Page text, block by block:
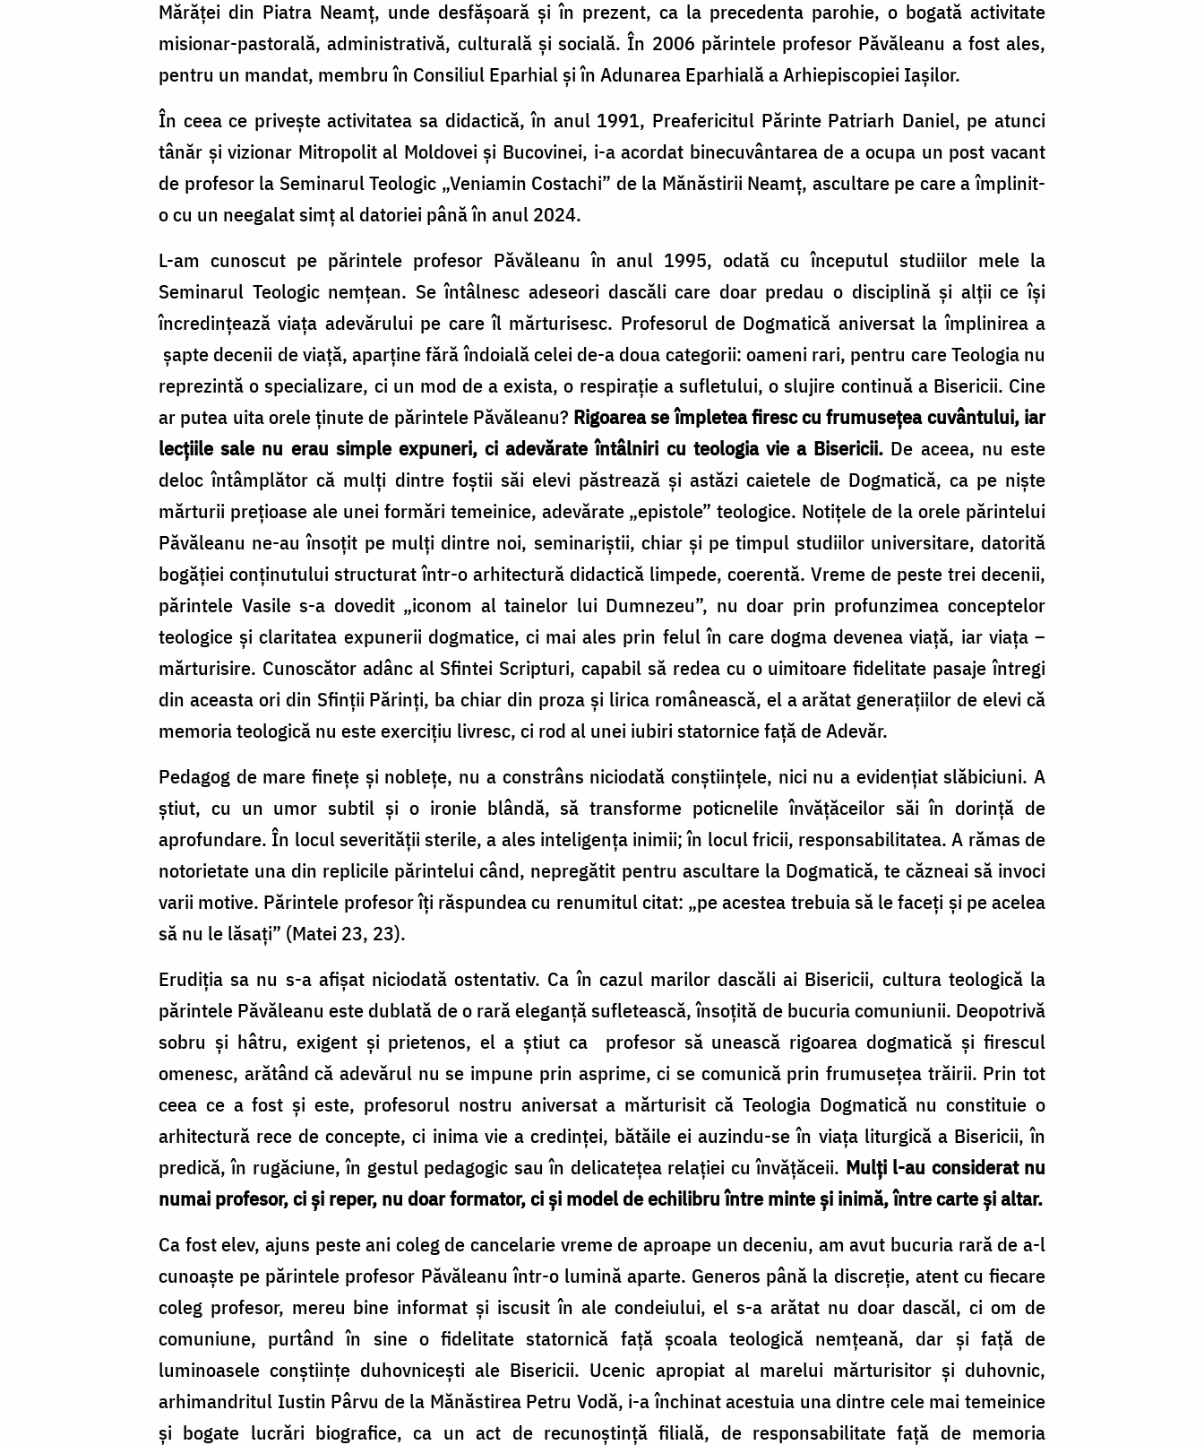
Mărăței din Piatra Neamț, unde desfășoară și în prezent, ca la precedenta parohie, o bogată activitate
misionar-pastorală, administrativă, culturală și socială. În 2006 părintele profesor Păvăleanu a fost ales,
pentru un mandat, membru în Consiliul Eparhial și în Adunarea Eparhială a Arhiepiscopiei Iașilor.
În ceea ce privește activitatea sa didactică, în anul 1991, Preafericitul Părinte Patriarh Daniel, pe atunci
tânăr și vizionar Mitropolit al Moldovei și Bucovinei, i-a acordat binecuvântarea de a ocupa un post vacant
de profesor la Seminarul Teologic „Veniamin Costachi” de la Mănăstirii Neamț, ascultare pe care a împlinit-
o cu un neegalat simț al datoriei până în anul 2024.
L-am cunoscut pe părintele profesor Păvăleanu în anul 1995, odată cu începutul studiilor mele la
Seminarul Teologic nemțean. Se întâlnesc adeseori dascăli care doar predau o disciplină și alții ce își
încredințează viața adevărului pe care îl mărturisesc. Profesorul de Dogmatică aniversat la împlinirea a
șapte decenii de viață, aparține fără îndoială celei de-a doua categorii: oameni rari, pentru care Teologia nu
reprezintă o specializare, ci un mod de a exista, o respirație a sufletului, o slujire continuă a Bisericii. Cine
ar putea uita orele ținute de părintele Păvăleanu? Rigoarea se împletea firesc cu frumusețea cuvântului, iar
lecțiile sale nu erau simple expuneri, ci adevărate întâlniri cu teologia vie a Bisericii. De aceea, nu este
deloc întâmplător că mulți dintre foștii săi elevi păstrează și astăzi caietele de Dogmatică, ca pe niște
mărturii prețioase ale unei formări temeinice, adevărate „epistole” teologice. Notițele de la orele părintelui
Păvăleanu ne-au însoțit pe mulți dintre noi, seminariștii, chiar și pe timpul studiilor universitare, datorită
bogăției conținutului structurat într-o arhitectură didactică limpede, coerentă. Vreme de peste trei decenii,
părintele Vasile s-a dovedit „iconom al tainelor lui Dumnezeu”, nu doar prin profunzimea conceptelor
teologice și claritatea expunerii dogmatice, ci mai ales prin felul în care dogma devenea viață, iar viața –
mărturisire. Cunoscător adânc al Sfintei Scripturi, capabil să redea cu o uimitoare fidelitate pasaje întregi
din aceasta ori din Sfinții Părinți, ba chiar din proza și lirica românească, el a arătat generațiilor de elevi că
memoria teologică nu este exercițiu livresc, ci rod al unei iubiri statornice față de Adevăr.
Pedagog de mare finețe și noblețe, nu a constrâns niciodată conștiințele, nici nu a evidențiat slăbiciuni. A
știut, cu un umor subtil și o ironie blândă, să transforme poticnelile învățăceilor săi în dorință de
aprofundare. În locul severității sterile, a ales inteligența inimii; în locul fricii, responsabilitatea. A rămas de
notorietate una din replicile părintelui când, nepregătit pentru ascultare la Dogmatică, te căzneai să invoci
varii motive. Părintele profesor îți răspundea cu renumitul citat: „pe acestea trebuia să le faceți și pe acelea
să nu le lăsați” (Matei 23, 23).
Erudiția sa nu s-a afișat niciodată ostentativ. Ca în cazul marilor dascăli ai Bisericii, cultura teologică la
părintele Păvăleanu este dublată de o rară eleganță sufletească, însoțită de bucuria comuniunii. Deopotrivă
sobru și hâtru, exigent și prietenos, el a știut ca profesor să unească rigoarea dogmatică și firescul
omenesc, arătând că adevărul nu se impune prin asprime, ci se comunică prin frumusețea trăirii. Prin tot
ceea ce a fost și este, profesorul nostru aniversat a mărturisit că Teologia Dogmatică nu constituie o
arhitectură rece de concepte, ci inima vie a credinței, bătăile ei auzindu-se în viața liturgică a Bisericii, în
predică, în rugăciune, în gestul pedagogic sau în delicatețea relației cu învățăceii. Mulți l-au considerat nu
numai profesor, ci și reper, nu doar formator, ci și model de echilibru între minte și inimă, între carte și altar.
Ca fost elev, ajuns peste ani coleg de cancelarie vreme de aproape un deceniu, am avut bucuria rară de a-l
cunoaște pe părintele profesor Păvăleanu într-o lumină aparte. Generos până la discreție, atent cu fiecare
coleg profesor, mereu bine informat și iscusit în ale condeiului, el s-a arătat nu doar dascăl, ci om de
comuniune, purtând în sine o fidelitate statornică față școala teologică nemțeană, dar și față de
luminoasele conștiințe duhovnicești ale Bisericii. Ucenic apropiat al marelui mărturisitor și duhovnic,
arhimandritul Iustin Pârvu de la Mănăstirea Petru Vodă, i-a închinat acestuia una dintre cele mai temeinice
și bogate lucrări biografice, ca un act de recunoștință filială, de responsabilitate față de memoria